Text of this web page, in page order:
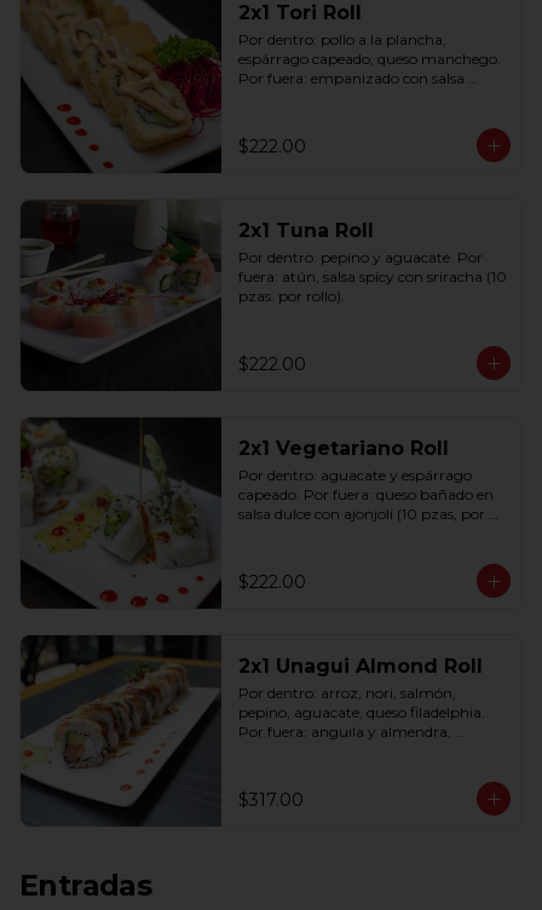
2x1 Tori Roll
Por dentro: pollo a la plancha,
espárrago capeado, queso manchego.
Por fuera: empanizado con salsa
$222.00
2x1 Tuna Roll
Por dentro: pepino y aguacate. Por
fuera: atún, salsa spicy con sriracha (10
pzas. por rollo).
$222.00
2x1 Vegetariano Roll
Por dentro: aguacate y espárrago
capeado. Por fuera: queso bañado en
salsa dulce con ajonjolí (10 pzas, por
$222.00
2x1 Unagui Almond Roll
Por dentro: arroz, nori, salmón,
pepino, aguacate, queso filadelphia.
Por fuera: anguila y almendra,
$317.00
Entradas